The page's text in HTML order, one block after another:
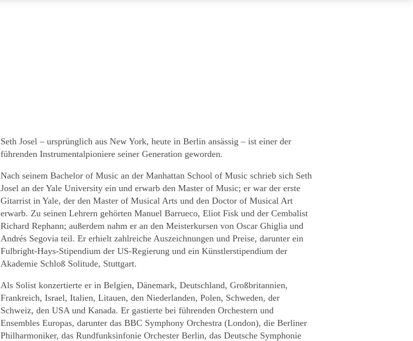
Seth Josel – ursprünglich aus New York, heute in Berlin ansässig – ist einer der
führenden Instrumentalpioniere seiner Generation geworden.
Nach seinem Bachelor of Music an der Manhattan School of Music schrieb sich Seth
Josel an der Yale University ein und erwarb den Master of Music; er war der erste
Gitarrist in Yale, der den Master of Musical Arts und den Doctor of Musical Art
erwarb. Zu seinen Lehrern gehörten Manuel Barrueco, Eliot Fisk und der Cembalist
Richard Rephann; außerdem nahm er an den Meisterkursen von Oscar Ghiglia und
Andrés Segovia teil. Er erhielt zahlreiche Auszeichnungen und Preise, darunter ein
Fulbright-Hays-Stipendium der US-Regierung und ein Künstlerstipendium der
Akademie Schloß Solitude, Stuttgart.
Als Solist konzertierte er in Belgien, Dänemark, Deutschland, Großbritannien,
Frankreich, Israel, Italien, Litauen, den Niederlanden, Polen, Schweden, der
Schweiz, den USA und Kanada. Er gastierte bei führenden Orchestern und
Ensembles Europas, darunter das BBC Symphony Orchestra (London), die Berliner
Philharmoniker, das Rundfunksinfonie Orchester Berlin, das Deutsche Symphonie